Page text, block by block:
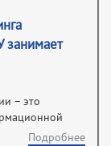
занимает
– это
Подробнее